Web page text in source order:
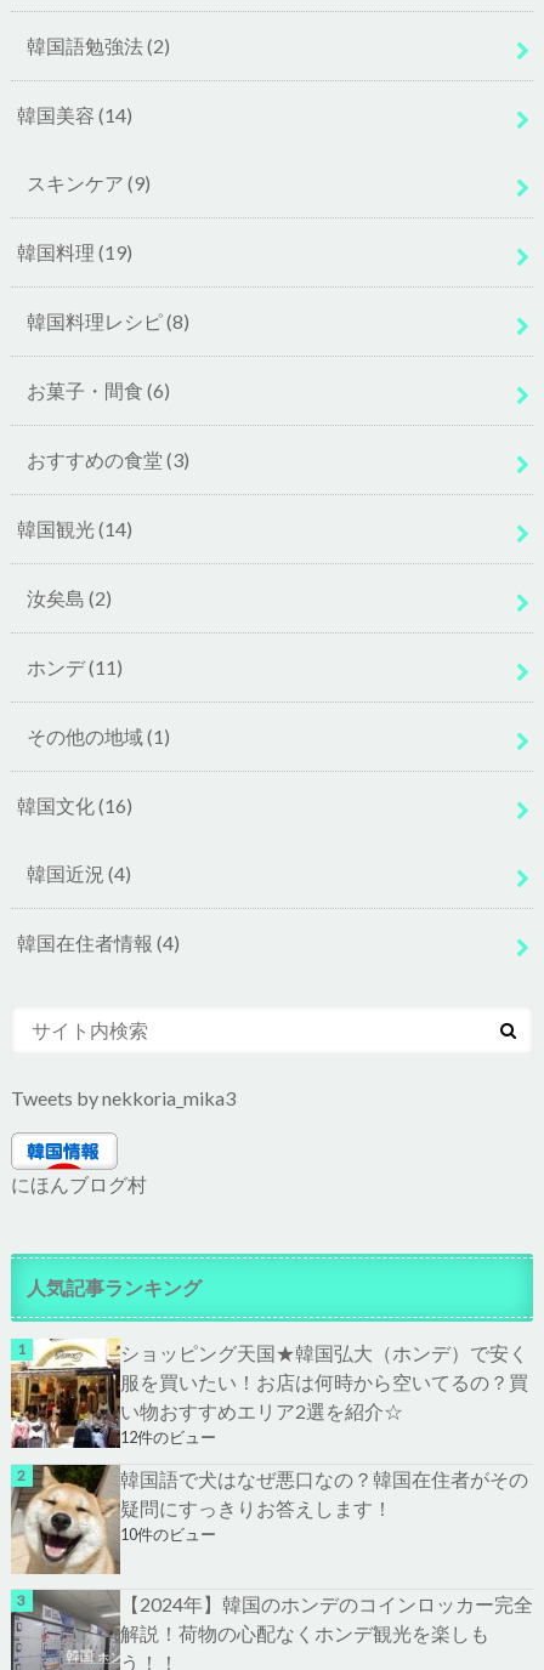
韓国語勉強法(2)
韓国美容 (14)
スキンケア (9)
韓国料理 (19)
韓国料理レシピ(8)
お菓子・間食 (6)
おすすめの食堂 (3)
韓国観光(14)
汝矣島 (2)
ホンデ(11)
その他の地域 (1)
韓国文化(16)
韓国近況 (4)
韓国在住者情報 (4)
Tweets by nekkoria_mika3
にほんブログ村
人気記事ランキング
ショッピング天国★韓国弘大（ホンデ）で安く
服を買いたい！お店は何時から空いてるの？買
い物おすすめエリア2選を紹介☆
12件のビュー
韓国語で犬はなぜ悪口なの？韓国在住者がその
疑問にすっきりお答えします！
10件のビュー
【2024年】韓国のホンデのコインロッカー完全
解説！荷物の心配なくホンデ観光を楽しも
う！！